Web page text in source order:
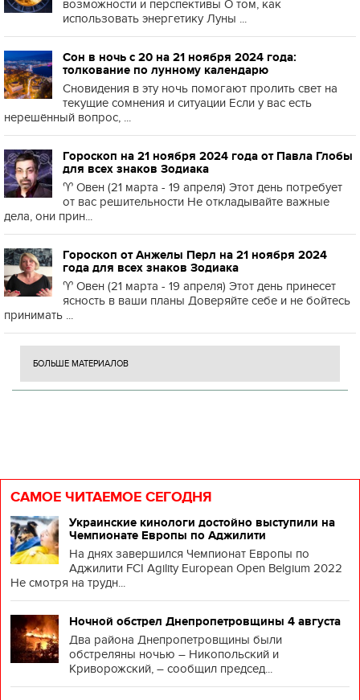
возможности и перспективы О том, как
использовать энергетику Луны ...
Сон в ночь с 20 на 21 ноября 2024 года:
толкование по лунному календарю
Сновидения в эту ночь помогают пролить свет на
текущие сомнения и ситуации Если у вас есть
нерешённый вопрос, ...
Гороскоп на 21 ноября 2024 года от Павла Глобы
для всех знаков Зодиака
♈️ Овен (21 марта - 19 апреля) Этот день потребует
от вас решительности Не откладывайте важные
дела, они прин...
Гороскоп от Анжелы Перл на 21 ноября 2024
года для всех знаков Зодиака
♈️ Овен (21 марта - 19 апреля) Этот день принесет
ясность в ваши планы Доверяйте себе и не бойтесь
принимать ...
БОЛЬШЕ МАТЕРИАЛОВ
САМОЕ ЧИТАЕМОЕ СЕГОДНЯ
Украинские кинологи достойно выступили на
Чемпионате Европы по Аджилити
На днях завершился Чемпионат Европы по
Аджилити FCI Agility European Open Belgium 2022
Не смотря на трудн...
Ночной обстрел Днепропетровщины 4 августа
Два района Днепропетровщины были
обстреляны ночью – Никопольский и
Криворожский, – сообщил председ...